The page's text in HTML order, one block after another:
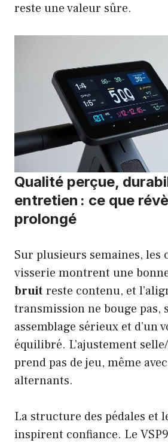
reste une valeur sûre.
Qualité perçue,
entretien : ce que
prolongé
Sur plusieurs semaines, les
visserie montrent une
bruitreste contenu, et
transmission ne bouge pas,
assemblage sérieux et d’un
équilibré. L’ajustement
prend pas de jeu, même
alternants.
La structure des pédales et
inspirent confiance. Le